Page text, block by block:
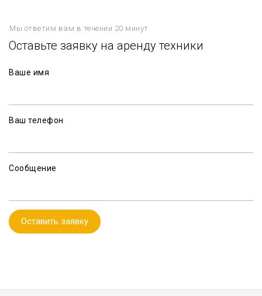
Оставьте заявку на аренду техники
Мы ответим вам в течении 20 минут
Ваше имя
Ваш телефон
Сообщение
Оставить заявку